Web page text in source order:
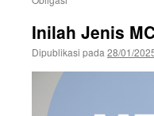
Inilah Jenis
Dipublikasi pada 28/01/